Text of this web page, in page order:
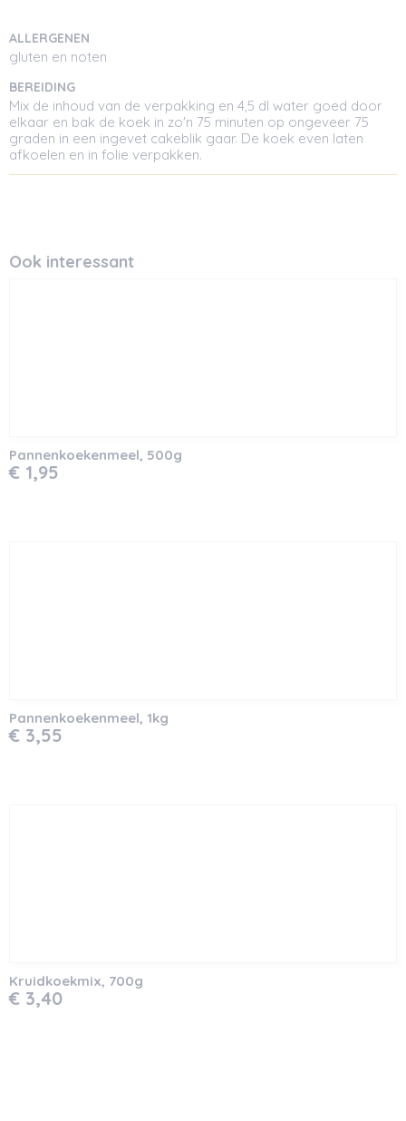
ALLERGENEN
gluten en noten
BEREIDING
Mix de inhoud van de verpakking en 4,5 dl water goed door
elkaar en bak de koek in zo'n 75 minuten op ongeveer 75
graden in een ingevet cakeblik gaar. De koek even laten
afkoelen en in folie verpakken.
Ook interessant
Pannenkoekenmeel, 500g
€ 1,95
Pannenkoekenmeel, 1kg
€ 3,55
Kruidkoekmix, 700g
€ 3,40